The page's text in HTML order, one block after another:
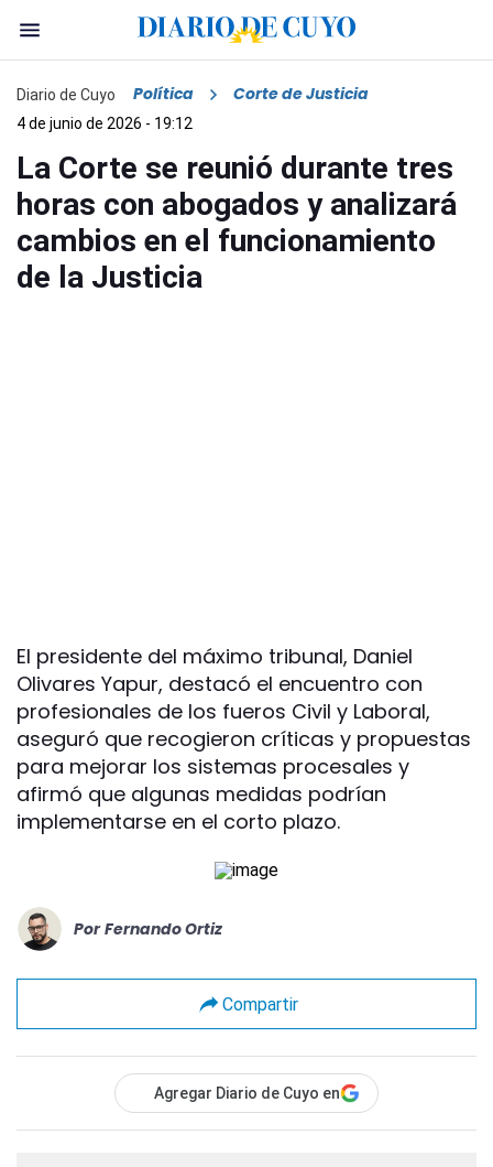
Diario de Cuyo Política Corte de Justicia
4 de junio de 2026 - 19:12
La Corte se reunió durante tres
horas con abogados y analizará
cambios en el funcionamiento
de la Justicia
El presidente del máximo tribunal, Daniel
Olivares Yapur, destacó el encuentro con
profesionales de los fueros Civil y Laboral,
aseguró que recogieron críticas y propuestas
para mejorar los sistemas procesales y
afirmó que algunas medidas podrían
implementarse en el corto plazo.
Por Fernando Ortiz
Compartir
Agregar Diario de Cuyo en